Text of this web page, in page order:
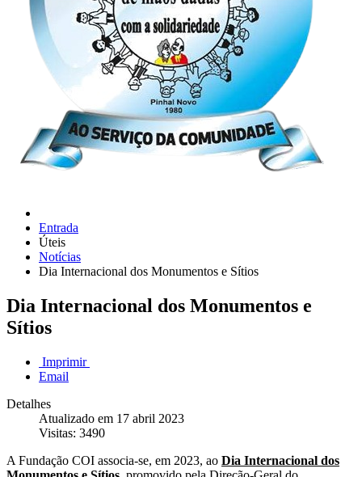
Entrada
Úteis
Notícias
Dia Internacional dos Monumentos e Sítios
Dia Internacional dos Monumentos e
Sítios
Imprimir
Email
Detalhes
Atualizado em 17 abril 2023
Visitas: 3490
A Fundação COI associa-se, em 2023, ao Dia Internacional dos